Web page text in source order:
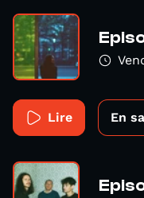
Lire En